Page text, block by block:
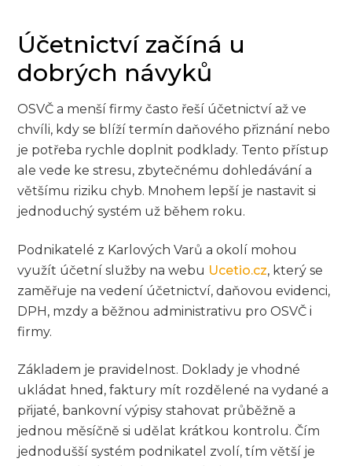
Účetnictví začíná u
dobrých návyků
OSVČ a menší firmy často řeší účetnictví až ve
chvíli, kdy se blíží termín daňového přiznání nebo
je potřeba rychle doplnit podklady. Tento přístup
ale vede ke stresu, zbytečnému dohledávání a
většímu riziku chyb. Mnohem lepší je nastavit si
jednoduchý systém už během roku.
Podnikatelé z Karlových Varů a okolí mohou
využít účetní služby na webu Ucetio.cz, který se
zaměřuje na vedení účetnictví, daňovou evidenci,
DPH, mzdy a běžnou administrativu pro OSVČ i
firmy.
Základem je pravidelnost. Doklady je vhodné
ukládat hned, faktury mít rozdělené na vydané a
přijaté, bankovní výpisy stahovat průběžně a
jednou měsíčně si udělat krátkou kontrolu. Čím
jednodušší systém podnikatel zvolí, tím větší je